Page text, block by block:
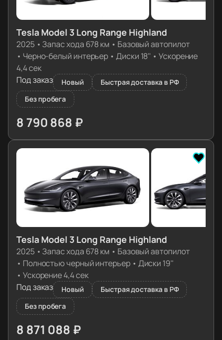
Tesla Model 3 Long Range Highland
2025• Запас хода 678 км • Базовый автопилот
• Черно-белый интерьер •Диски 18'' • Ускорение
4,4 сек
Под заказ
Новый
Быстрая доставка в РФ
Без пробега
8 790 868 ₽
≈ 87 448€
Tesla Model 3 Long Range Highland
2025• Запас хода 678 км • Базовый автопилот
• Полностью черный интерьер• Диски 19''
• Ускорение 4,4 сек
Под заказ
Новый
Быстрая доставка в РФ
Без пробега
8 871 088 ₽
≈ 88 246€